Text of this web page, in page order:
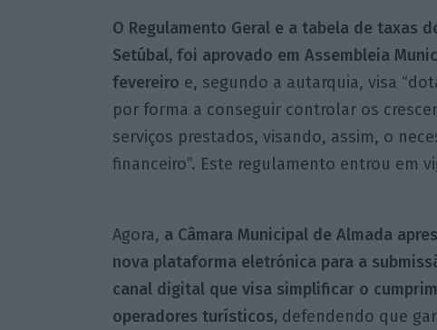
O Regulamento Geral e a tabela de taxas
Setúbal, foi aprovado em Assembleia
fevereiro e, segundo a autarquia, visa
por forma a conseguir controlar os
serviços prestados, visando, assim, o
financeiro”. Este regulamento entrou em
Agora, a Câmara Municipal de Almada
nova plataforma eletrónica para a
canal digital que visa simplificar o
operadores turísticos, defendendo que